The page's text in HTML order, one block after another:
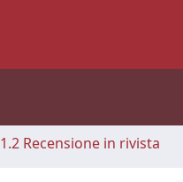
1.2 Recensione in rivista